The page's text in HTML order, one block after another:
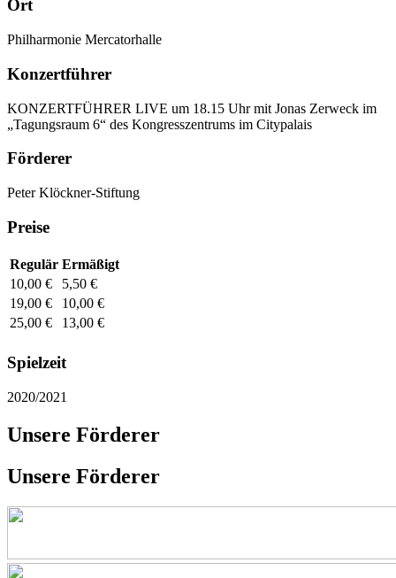
Ort
Philharmonie Mercatorhalle
Konzertführer
KONZERTFÜHRER LIVE um 18.15 Uhr mit Jonas Zerweck im
„Tagungsraum 6“ des Kongresszentrums im Citypalais
Förderer
Peter Klöckner-Stiftung
Preise
Regulär Ermäßigt
10,00 €
5,50 €
19,00 €
10,00 €
25,00 €
13,00 €
Spielzeit
2020/2021
Unsere Förderer
Unsere Förderer